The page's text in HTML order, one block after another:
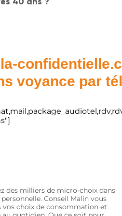
voyance par
des milliers de micro-choix dans
Conseil Malin vous
choix de consommation et